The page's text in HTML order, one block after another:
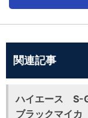
関連記事
ハイエース
ブラックマイカ